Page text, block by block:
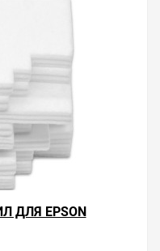
на принтере
ДЛЯ EPSON